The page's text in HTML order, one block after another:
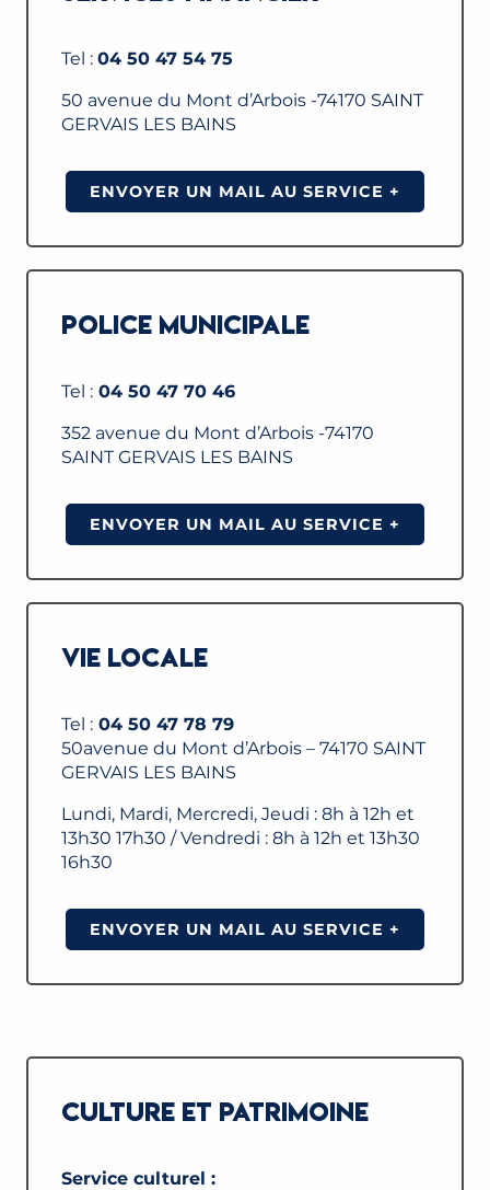
Tel : 04 50 47 54 75
50 avenue du Mont d’Arbois -74170 SAINT
GERVAIS LES BAINS
ENVOYER UN MAIL AU SERVICE +
POLICE MUNICIPALE
Tel : 04 50 47 70 46
352 avenue du Mont d’Arbois -74170
SAINT GERVAIS LES BAINS
ENVOYER UN MAIL AU SERVICE +
VIE LOCALE
Tel : 04 50 47 78 79
50avenue du Mont d’Arbois – 74170 SAINT
GERVAIS LES BAINS
Lundi, Mardi, Mercredi, Jeudi : 8h à 12h et
13h30 17h30 / Vendredi : 8h à 12h et 13h30
16h30
ENVOYER UN MAIL AU SERVICE +
CULTURE ET PATRIMOINE
Service culturel :